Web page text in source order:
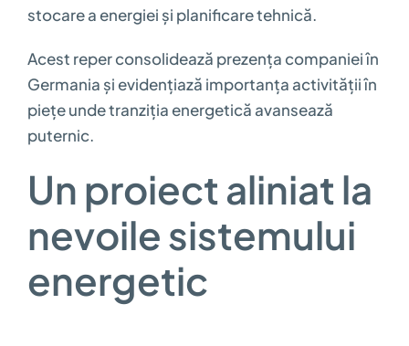
stocare a energiei și planificare tehnică.
Acest reper consolidează prezența companiei în
Germania și evidențiază importanța activității în
piețe unde tranziția energetică avansează
puternic.
Un proiect aliniat la
nevoile sistemului
energetic